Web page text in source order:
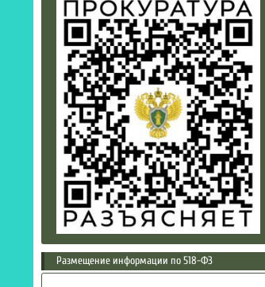
Размещение информации по 518-ФЗ